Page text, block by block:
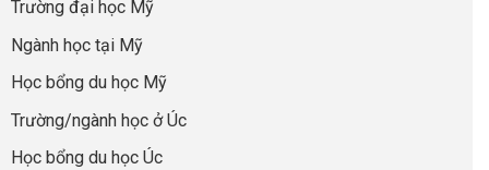
Leaders
Anh
Quốc:
Chiến
Lược
Nâng
Tầm
Trường đại học Mỹ
Ngành học tại Mỹ
Học bổng du học Mỹ
Trường/ngành học ở Úc
Học bổng du học Úc